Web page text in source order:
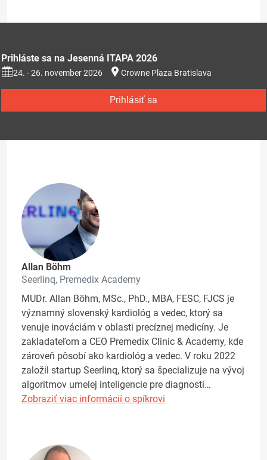
Prihláste sa na Jesenná ITAPA 2026
24. - 26. november 2026 Crowne Plaza Bratislava
Prihlásiť sa
Allan Böhm
Seerlinq, Premedix Academy
MUDr. Allan Böhm, MSc., PhD., MBA, FESC, FJCS je
významný slovenský kardiológ a vedec, ktorý sa
venuje inováciám v oblasti precíznej medicíny. Je
zakladateľom a CEO Premedix Clinic & Academy, kde
zároveň pôsobí ako kardiológ a vedec. V roku 2022
založil startup Seerlinq, ktorý sa špecializuje na vývoj
algoritmov umelej inteligencie pre diagnosti…
Zobraziť viac informácií o spíkrovi